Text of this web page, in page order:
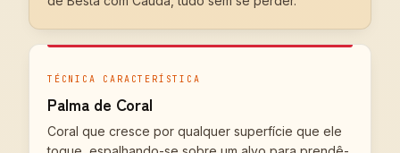
TÉCNICA CARACTERÍSTICA
Palma de Coral
Coral que cresce por qualquer superfície que ele